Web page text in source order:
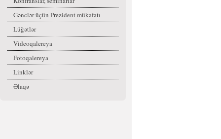
Gənclər üçün Prezident mükafatı
Lüğətlər
Videoqalereya
Fotoqalereya
Linklər
Əlaqə